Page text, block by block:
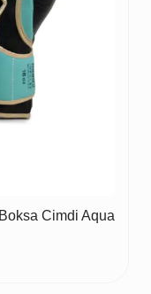
Cimdi Aqua